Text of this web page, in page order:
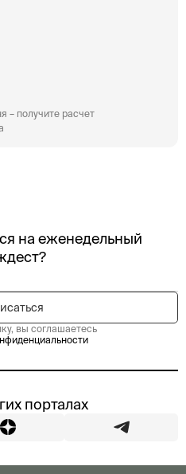
– получите расчет
на еженедельный
вы соглашаетесь
порталах